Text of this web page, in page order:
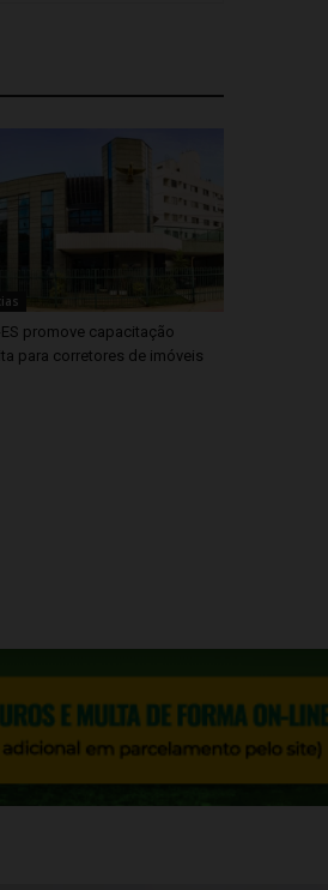
ES promove capacitação
para corretores de imóveis